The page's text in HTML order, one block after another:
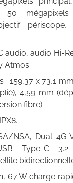
50
périscope,
audio, audio Hi-
Atmos.
: 159,37 x 73,1
4,59 mm
fibre).
NSA, Dual 4G
Type-C
67 W charge